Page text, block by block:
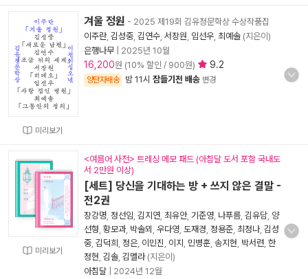
미리보기
겨울 정원 - 2025 제19회 김유정문학상 수상작품집
이주란, 김성중 김연수 서장원 임선우 최예솔 (지은이)
은행나무
2025년 10월
16,200원 (10% 할인 / 900원) 9.2
양탄자배송 밤 11시 잠들기전 배송 변경
미리보기
<여름어 사전> 트레싱 메모 패드 (아침달 도서 포함 국내도
서 2만원 이상)
[세트] 당신을 기대하는 방 + 쓰지 않은 결말 -
전2권
장강명 정선임 김지연 최유안, 기준영 나푸름 김유담 양
선형 황모과, 박솔뫼 우다영 도재경 정용준 최정나, 김성
중 김덕희 정은 이민진 이지 민병훈 송지현 박서련 한
정현 김솔 김멜라(지은이)
아침달
2024년 12월